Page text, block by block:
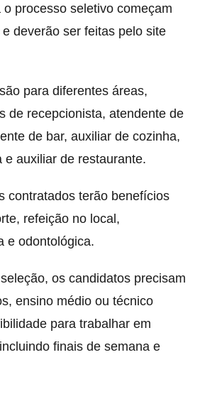
processo seletivo começam
deverão ser feitas pelo site
para diferentes áreas,
de recepcionista, atendente de
de bar, auxiliar de cozinha,
e auxiliar de restaurante.
contratados terão benefícios
refeição no local,
e odontológica.
os candidatos precisam
ensino médio ou técnico
para trabalhar em
finais de semana e